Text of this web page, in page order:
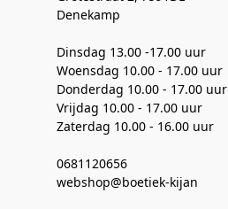
Denekamp
Dinsdag 13.00 -17.00 uur
Woensdag 10.00 - 17.00 uur
Donderdag 10.00 - 17.00 uur
Vrijdag 10.00 - 17.00 uur
Zaterdag 10.00 - 16.00 uur
0681120656
webshop@boetiek-kijan